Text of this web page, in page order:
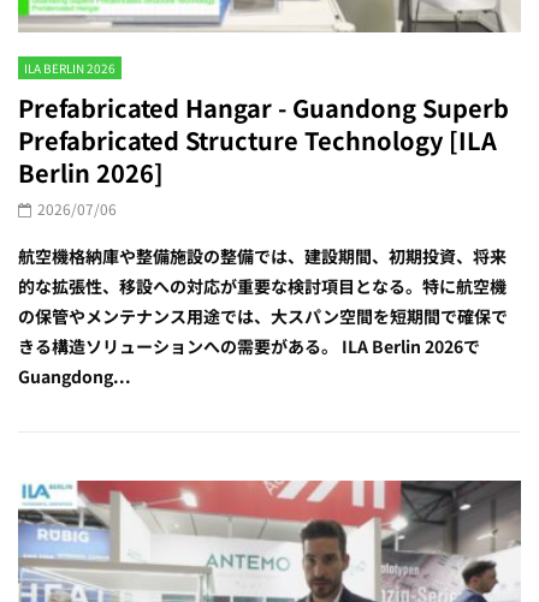
ILA BERLIN 2026
Prefabricated Hangar - Guandong Superb
Prefabricated Structure Technology [ILA
Berlin 2026]
2026/07/06
航空機格納庫や整備施設の整備では、建設期間、初期投資、将来
的な拡張性、移設への対応が重要な検討項目となる。特に航空機
の保管やメンテナンス用途では、大スパン空間を短期間で確保で
きる構造ソリューションへの需要がある。 ILA Berlin 2026で
Guangdong...